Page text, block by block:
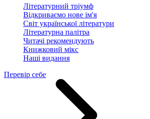
Літературний тріумф
Відкриваємо нове ім'я
Світ української літератури
Літературна палітра
Читачі рекомендують
Книжковий мікс
Наші видання
Перевір себе